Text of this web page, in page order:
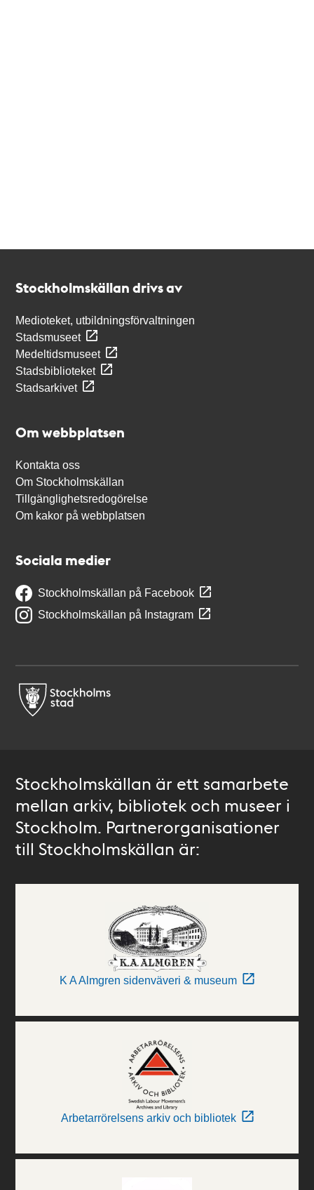
Stockholmskällan drivs av
Medioteket, utbildningsförvaltningen
Stadsmuseet
Medeltidsmuseet
Stadsbiblioteket
Stadsarkivet
Om webbplatsen
Kontakta oss
Om Stockholmskällan
Tillgänglighetsredogörelse
Om kakor på webbplatsen
Sociala medier
Stockholmskällan på Facebook
Stockholmskällan på Instagram
Stockholmskällan är ett samarbete
mellan arkiv, bibliotek och museer i
Stockholm. Partnerorganisationer
till Stockholmskällan är:
K A Almgren sidenväveri & museum
Arbetarrörelsens arkiv och bibliotek